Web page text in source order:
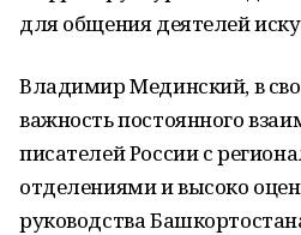
для общения деятелей
Владимир Мединский, в
важность постоянного
писателей России с
отделениями и высоко
руководства